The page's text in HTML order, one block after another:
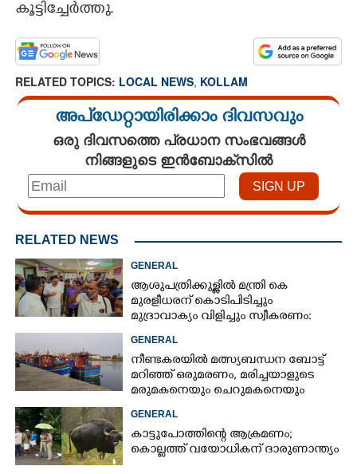
കൂട്ടിച്ചേർത്തു.
RELATED TOPICS: LOCAL NEWS, KOLLAM
അപ്ഡേറ്റായിരിക്കാം ദിവസവും
ഒരു ദിവസത്തെ പ്രധാന സംഭവങ്ങൾ
നിങ്ങളുടെ ഇൻബോക്സിൽ
RELATED NEWS
GENERAL
ആശുപത്രിക്കുള്ളിൽ മന്ത്രി കെ
മുരളീധരന് കൊടിപിടിച്ചും
മുദ്രാവാക്യം വിളിച്ചും സ്വീകരണം:
പിന്നാലെ വ്യാപകവിമർശനം
GENERAL
നീണ്ടകരയിൽ മത്സ്യബന്ധന ബോട്ട്
മറിഞ്ഞ്​ ഒരുമരണം,​ മരിച്ചയാളുടെ
മരുമകനെയും ചെറുമകനെയും
കാണാനില്ല
GENERAL
കാട്ടുപോത്തിന്റെ ആക്രമണം;
കൊല്ലത്ത് വയോധികന് ദാരുണാന്ത്യം